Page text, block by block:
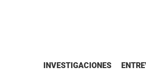
INVESTIGACIONES